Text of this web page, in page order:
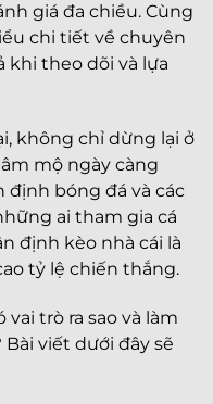
giá đa chiều. Cùng
chi tiết về chuyên
khi theo dõi và lựa
không chỉ dừng lại ở
mộ ngày càng
bóng đá và các
ai tham gia cá
định kèo nhà cái là
tỷ lệ chiến thắng.
trò ra sao và làm
viết dưới đây sẽ